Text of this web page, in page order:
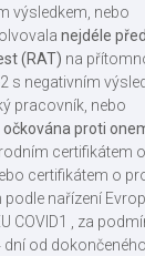
výsledkem, nebo
nejdéle
(RAT) na
s negativním
pracovník, nebo
očkována proti
certifikátem
certifikátem o
nařízení
COVID1 , za
dní od